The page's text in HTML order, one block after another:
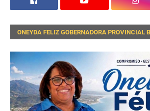
ONEYDA FELIZ GOBERNADORA PROVINCIAL